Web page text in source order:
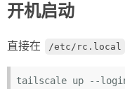
开机启动
直接在 /etc/rc.local
tailscale up --